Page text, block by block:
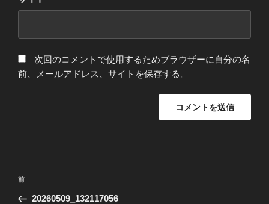
次回のコメントで使用するためブラウザーに自分の名
前、メールアドレス、サイトを保存する。
投
前
の
前
20260509_132117056